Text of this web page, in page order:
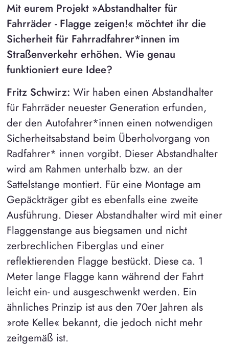
Mit eurem Projekt »Abstandhalter für
Fahrräder - Flagge zeigen!« möchtet ihr die
Sicherheit für Fahrradfahrer*innen im
Straßenverkehr erhöhen. Wie genau
funktioniert eure Idee?
Fritz Schwirz: Wir haben einen Abstandhalter
für Fahrräder neuester Generation erfunden,
der den Autofahrer*innen einen notwendigen
Sicherheitsabstand beim Überholvorgang von
Radfahrer* innen vorgibt. Dieser Abstandhalter
wird am Rahmen unterhalb bzw. an der
Sattelstange montiert. Für eine Montage am
Gepäckträger gibt es ebenfalls eine zweite
Ausführung. Dieser Abstandhalter wird mit einer
Flaggenstange aus biegsamen und nicht
zerbrechlichen Fiberglas und einer
reflektierenden Flagge bestückt. Diese ca. 1
Meter lange Flagge kann während der Fahrt
leicht ein- und ausgeschwenkt werden. Ein
ähnliches Prinzip ist aus den 70er Jahren als
»rote Kelle« bekannt, die jedoch nicht mehr
zeitgemäß ist.